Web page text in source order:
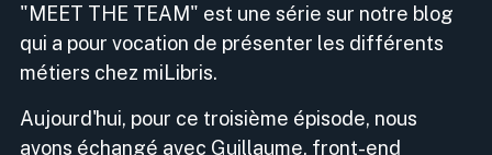
"MEET THE TEAM" est une série sur notre blog
qui a pour vocation de présenter les différents
métiers chez miLibris.
Aujourd'hui, pour ce troisième épisode, nous
avons échangé avec Guillaume, front-end